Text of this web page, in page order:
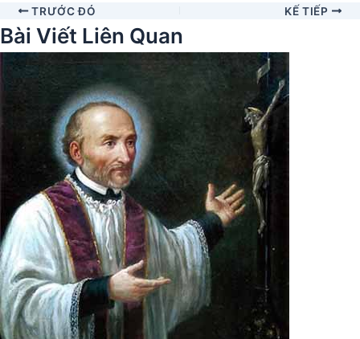
TRƯỚC ĐÓ KẾ TIẾP
Bài Viết Liên Quan